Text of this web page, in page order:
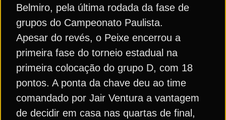
Belmiro, pela última rodada da fase de
grupos do Campeonato Paulista.
Apesar do revés, o Peixe encerrou a
primeira fase do torneio estadual na
primeira colocação do grupo D, com 18
pontos. A ponta da chave deu ao time
comandado por Jair Ventura a vantagem
de decidir em casa nas quartas de final,